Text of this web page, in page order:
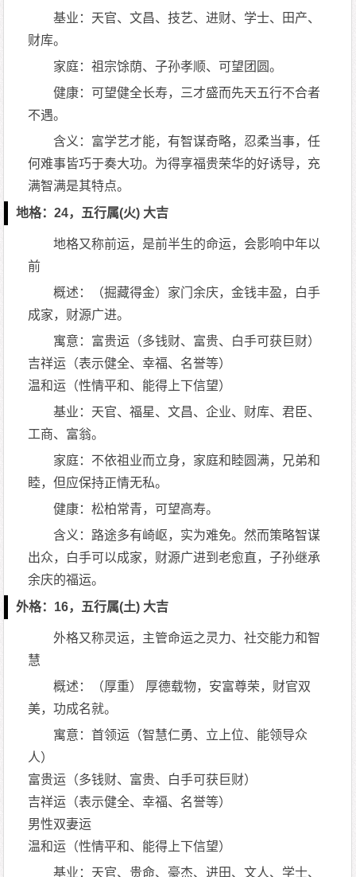
基业：天官、文昌、技艺、进财、学士、田产、
财库。
家庭：祖宗馀荫、子孙孝顺、可望团圆。
健康：可望健全长寿，三才盛而先天五行不合者
不遇。
含义：富学艺才能，有智谋奇略，忍柔当事，任
何难事皆巧于奏大功。为得享福贵荣华的好诱导，充
满智满是其特点。
地格：24，五行属(火) 大吉
地格又称前运，是前半生的命运，会影响中年以
前
概述：（掘藏得金）家门余庆，金钱丰盈，白手
成家，财源广进。
寓意：富贵运（多钱财、富贵、白手可获巨财）
吉祥运（表示健全、幸福、名誉等）
温和运（性情平和、能得上下信望）
基业：天官、福星、文昌、企业、财库、君臣、
工商、富翁。
家庭：不依祖业而立身，家庭和睦圆满，兄弟和
睦，但应保持正情无私。
健康：松柏常青，可望高寿。
含义：路途多有崎岖，实为难免。然而策略智谋
出众，白手可以成家，财源广进到老愈直，子孙继承
余庆的福运。
外格：16，五行属(土) 大吉
外格又称灵运，主管命运之灵力、社交能力和智
慧
概述：（厚重） 厚德载物，安富尊荣，财官双
美，功成名就。
寓意：首领运（智慧仁勇、立上位、能领导众
人）
富贵运（多钱财、富贵、白手可获巨财）
吉祥运（表示健全、幸福、名誉等）
男性双妻运
温和运（性情平和、能得上下信望）
基业：天官、贵命、豪杰、进田、文人、学士、